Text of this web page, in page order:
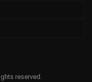
reserved.